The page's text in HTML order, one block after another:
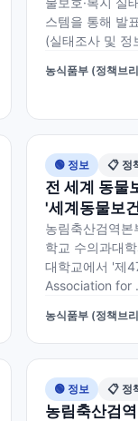
스템을 통해 발
(실태조사 및
농식품부 (정책브
🟢 정보 📋 정
전 세계 동물
'세계동물보
농림축산검역
학교 수의과대
대학교에서 '제
Association for
농식품부 (정책브
🟢 정보 📋 정
농림축산검